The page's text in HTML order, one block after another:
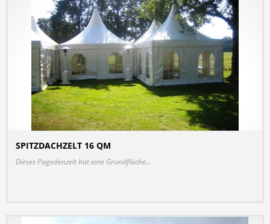
SPITZDACHZELT 16 QM
Dieses Pagodenzelt hat eine Grundfläche...